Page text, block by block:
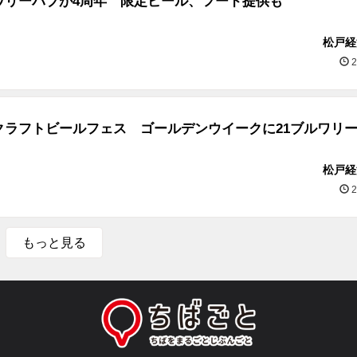
松戸
ラフトビールフェス ゴールデンウイークに21ブルワリ
松戸
もっと見る